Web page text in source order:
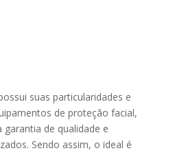
suas particularidades e
de proteção facial,
de qualidade e
Sendo assim, o ideal é